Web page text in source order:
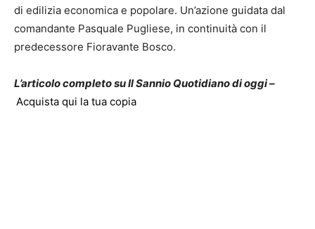
di edilizia economica e popolare. Un’azione guidata dal
comandante Pasquale Pugliese, in continuità con il
predecessore Fioravante Bosco.
L’articolo completo su Il Sannio Quotidiano di oggi –
Acquista qui la tua copia